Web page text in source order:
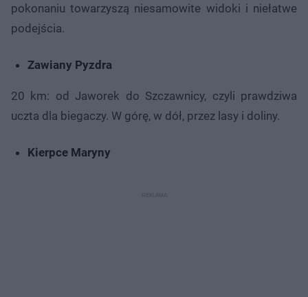
pokonaniu towarzyszą niesamowite widoki i niełatwe
podejścia.
Zawiany Pyzdra
20 km: od Jaworek do Szczawnicy, czyli prawdziwa
uczta dla biegaczy. W górę, w dół, przez lasy i doliny.
Kierpce Maryny